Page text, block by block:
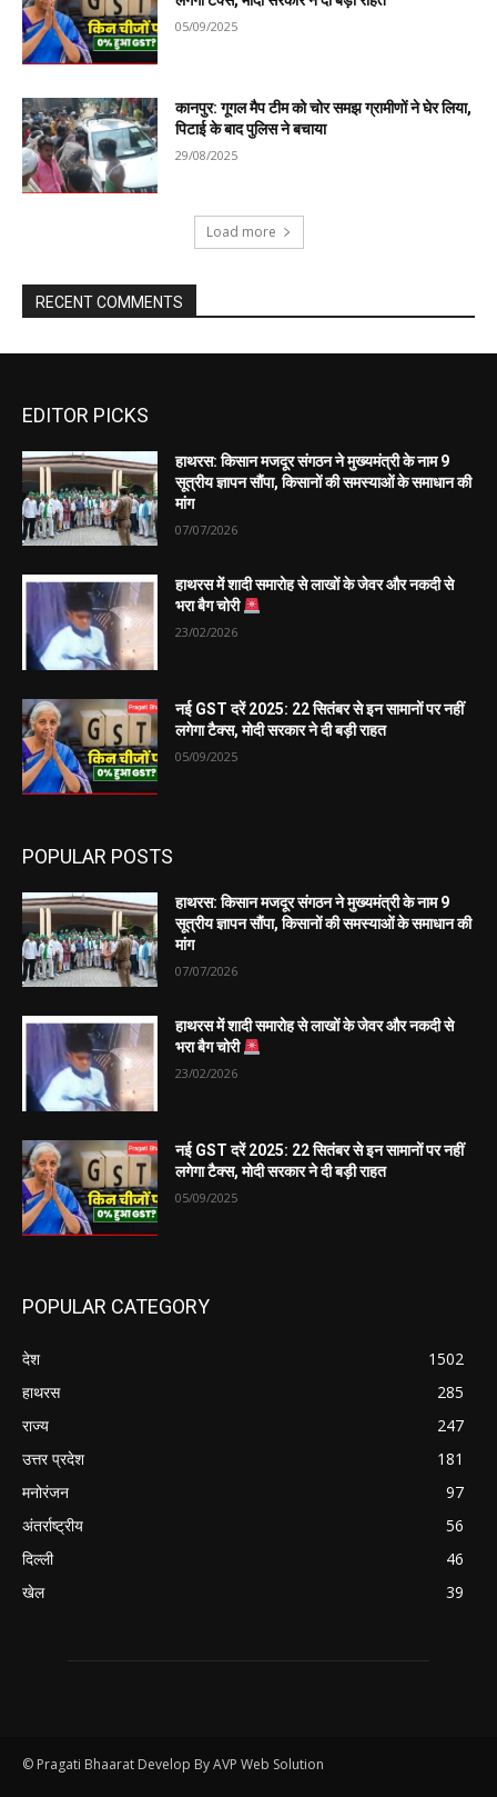
EDITOR PICKS
हाथरस: किसान मजदूर संगठन ने मुख्यमंत्री के नाम 9
सूत्रीय ज्ञापन सौंपा, किसानों की समस्याओं के समाधान की
मांग
07/07/2026
हाथरस में शादी समारोह से लाखों के जेवर और नकदी से
भरा बैग चोरी
23/02/2026
नई GST दरें 2025: 22 सितंबर से इन सामानों पर नहीं
लगेगा टैक्स, मोदी सरकार ने दी बड़ी राहत
05/09/2025
POPULAR POSTS
हाथरस: किसान मजदूर संगठन ने मुख्यमंत्री के नाम 9
सूत्रीय ज्ञापन सौंपा, किसानों की समस्याओं के समाधान की
मांग
07/07/2026
हाथरस में शादी समारोह से लाखों के जेवर और नकदी से
भरा बैग चोरी
23/02/2026
नई GST दरें 2025: 22 सितंबर से इन सामानों पर नहीं
लगेगा टैक्स, मोदी सरकार ने दी बड़ी राहत
05/09/2025
POPULAR CATEGORY
देश
1502
हाथरस
285
राज्य
247
उत्तर प्रदेश
181
मनोरंजन
97
अंतर्राष्ट्रीय
56
दिल्ली
46
खेल
39
© Pragati Bhaarat Develop By AVP Web Solution